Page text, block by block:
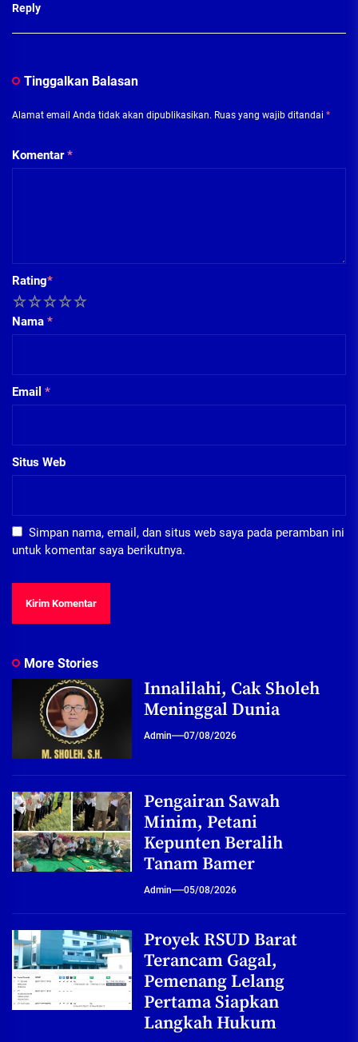
Reply
Tinggalkan Balasan
Alamat email Anda tidak akan dipublikasikan. Ruas yang wajib ditandai *
Komentar*
Rating*
5
4
3
2
Nama *
Email *
Situs Web
Simpan nama, email, dan situs web saya pada peramban ini
untuk komentar saya berikutnya.
More Stories
Innalilahi, Cak Sholeh
Meninggal Dunia
Admin 07/08/2026
Pengairan Sawah
Minim, Petani
Kepunten Beralih
Tanam Bamer
Admin 05/08/2026
Proyek RSUD Barat
Terancam Gagal,
Pemenang Lelang
Pertama Siapkan
Langkah Hukum